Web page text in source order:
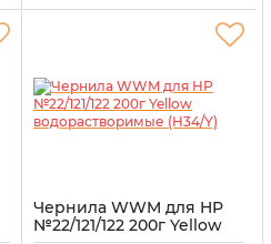
Чернила WWM для HP
№22/121/122 200г Yellow